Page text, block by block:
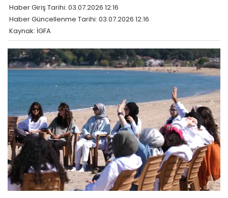
Haber Giriş Tarihi: 03.07.2026 12:16
Haber Güncellenme Tarihi: 03.07.2026 12:16
Kaynak: İGFA